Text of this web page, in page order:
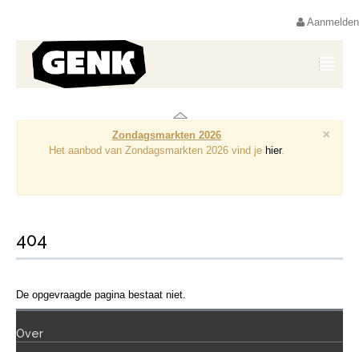
Aanmelden
×
Zondagsmarkten 2026
Het aanbod van Zondagsmarkten 2026 vind je hier.
404
De opgevraagde pagina bestaat niet.
Over